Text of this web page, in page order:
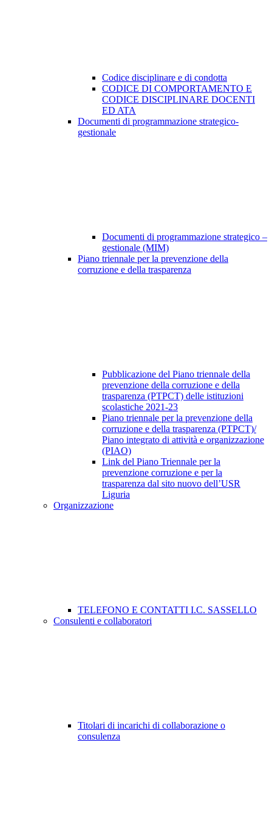
Codice disciplinare e di condotta
CODICE DI COMPORTAMENTO E
CODICE DISCIPLINARE DOCENTI
ED ATA
Documenti di programmazione strategico-
gestionale
Documenti di programmazione strategico –
gestionale (MIM)
Piano triennale per la prevenzione della
corruzione e della trasparenza
Pubblicazione del Piano triennale della
prevenzione della corruzione e della
trasparenza (PTPCT) delle istituzioni
scolastiche 2021-23
Piano triennale per la prevenzione della
corruzione e della trasparenza (PTPCT)/
Piano integrato di attività e organizzazione
(PIAO)
Link del Piano Triennale per la
prevenzione corruzione e per la
trasparenza dal sito nuovo dell’USR
Liguria
Organizzazione
TELEFONO E CONTATTI I.C. SASSELLO
Consulenti e collaboratori
Titolari di incarichi di collaborazione o
consulenza